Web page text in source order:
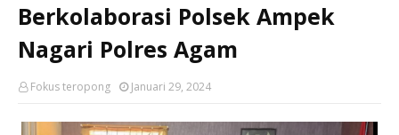
Berkolaborasi Polsek Ampek
Nagari Polres Agam
Fokus teropong Januari 29, 2024